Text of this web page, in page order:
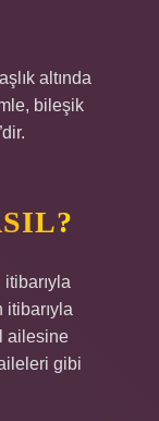
altında
bileşik
ailesine
gibi